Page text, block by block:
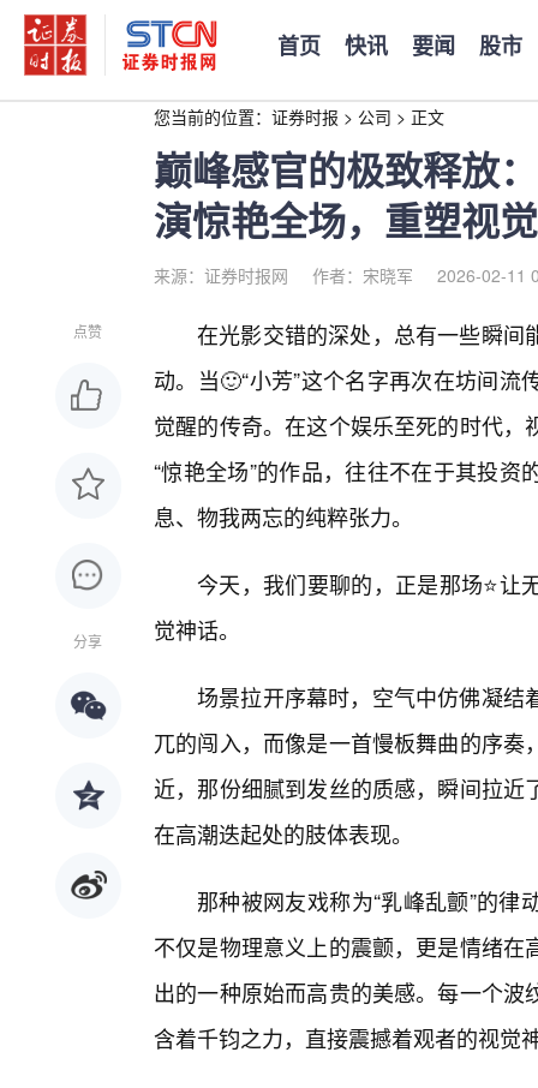
首页 快讯 要闻 股市
您当前的位置： 证券时报 > 公司 > 正文
巅峰感官的极致释放
演惊艳全场，重塑视
来源：证券时报网 作者：宋晓军 2026-02-11
点赞
分享
在光影交错的深处，总有一些瞬间
动。当🙂“小芳”这个名字再次在坊间
觉醒的传奇。在这个娱乐至死的时代
“惊艳全场”的作品，往往不在于其投
息、物我两忘的纯粹张力。
今天，我们要聊的，正是那场⭐让
觉神话。
场景拉开序幕时，空气中仿佛凝结
兀的闯入，而像是一首慢板舞曲的序
近，那份细腻到发丝的质感，瞬间拉
在高潮迭起处的肢体表现。
那种被网友戏称为“乳峰乱颤”的
不仅是物理意义上的震颤，更是情绪
出的一种原始而高贵的美感。每一个
含着千钧之力，直接震撼着观者的视觉